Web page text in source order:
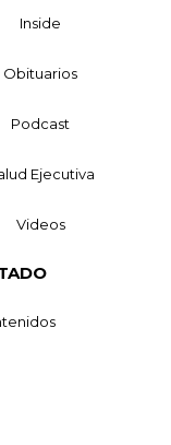
Inside
Obituarios
Podcast
Ejecutiva
Videos